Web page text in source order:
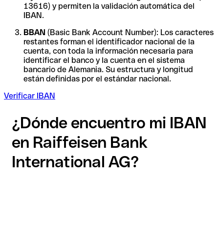
13616) y permiten la validación automática del
IBAN.
BBAN (Basic Bank Account Number): Los caracteres
restantes forman el identificador nacional de la
cuenta, con toda la información necesaria para
identificar el banco y la cuenta en el sistema
bancario de Alemania. Su estructura y longitud
están definidas por el estándar nacional.
Verificar IBAN
¿Dónde encuentro mi IBAN
en Raiffeisen Bank
International AG?